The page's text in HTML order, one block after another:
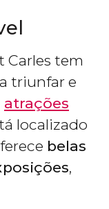
Carles tem
triunfar e
atrações
localizado
belas
,